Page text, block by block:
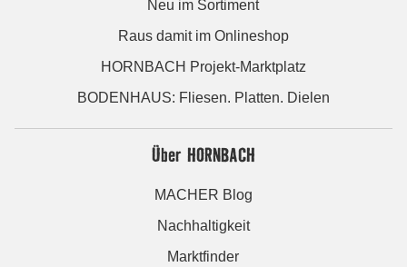
Neu im Sortiment
Raus damit im Onlineshop
HORNBACH Projekt-Marktplatz
BODENHAUS: Fliesen. Platten. Dielen
Über HORNBACH
MACHER Blog
Nachhaltigkeit
Marktfinder